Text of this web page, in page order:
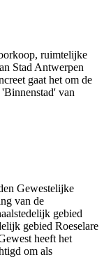
ruimtelijke
Stad Antwerpen
gaat het om de
van
Gewestelijke
van de
gebied
gebied Roeselare
heeft het
om als